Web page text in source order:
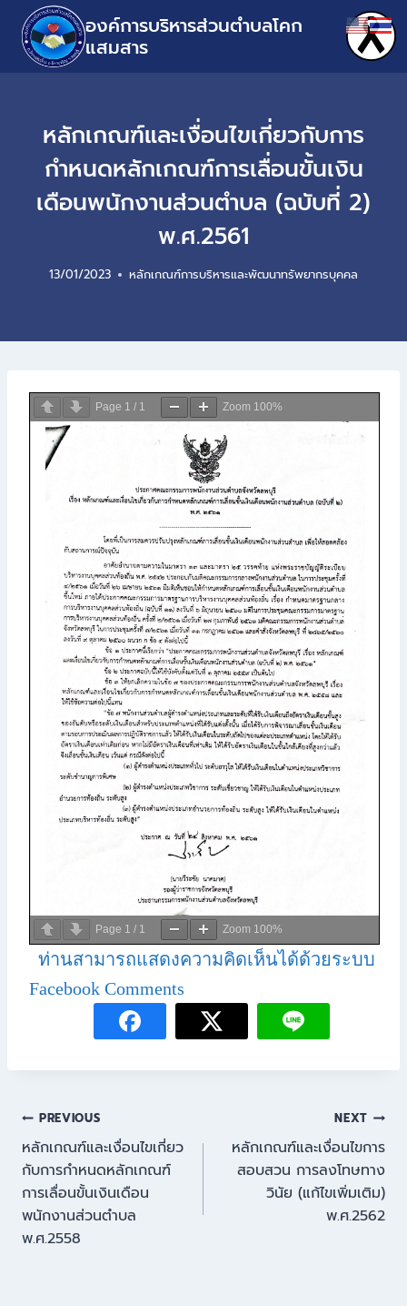
องค์การบริหารส่วนตำบลโคก
แสมสาร
หลักเกณฑ์และเงื่อนไขเกี่ยวกับการ
กำหนดหลักเกณฑ์การเลื่อนขั้นเงิน
เดือนพนักงานส่วนตำบล (ฉบับที่ 2)
พ.ศ.2561
13/01/2023 หลักเกณฑ์การบริหารและพัฒนาทรัพยากรบุคคล
Page 1 / 1 Zoom 100%
Page 1 / 1 Zoom 100%
ท่านสามารถแสดงความคิดเห็นได้ด้วยระบบ
Facebook Comments
PREVIOUS
หลักเกณฑ์และเงื่อนไขเกี่ยว
กับการกำหนดหลักเกณฑ์
การเลื่อนขั้นเงินเดือน
พนักงานส่วนตำบล
พ.ศ.2558
NEXT
หลักเกณฑ์และเงื่อนไขการ
สอบสวน การลงโทษทาง
วินัย (แก้ไขเพิ่มเติม)
พ.ศ.2562